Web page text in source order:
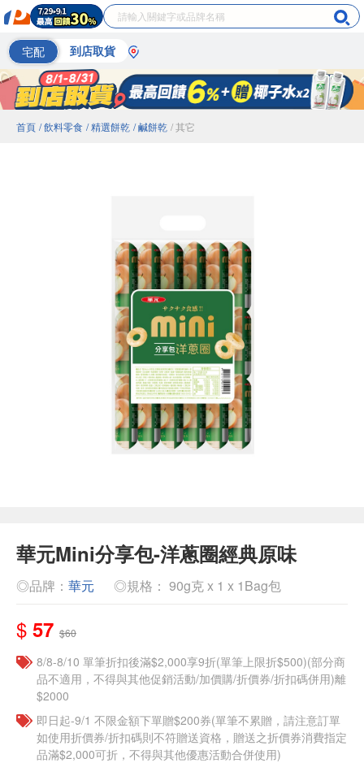
宅配 到店取貨
首頁 / 飲料零食 / 精選餅乾 / 鹹餅乾 / 其它
華元Mini分享包-洋蔥圈經典原味
◎品牌： 華元 ◎規格： 90g克 x 1 x 1Bag包
$ 57 $60
8/8-8/10 單筆折扣後滿$2,000享9折(單筆上限折$500)(部分商
品不適用，不得與其他促銷活動/加價購/折價券/折扣碼併用)離
$2000
即日起-9/1 不限金額下單贈$200券(單筆不累贈，請注意訂單
如使用折價券/折扣碼則不符贈送資格，贈送之折價券消費指定
品滿$2,000可折，不得與其他優惠活動合併使用)